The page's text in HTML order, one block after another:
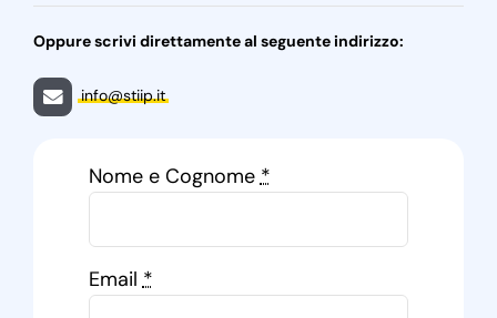
Oppure scrivi direttamente al seguente indirizzo:
info@stiip.it
Nome e Cognome*
Email*